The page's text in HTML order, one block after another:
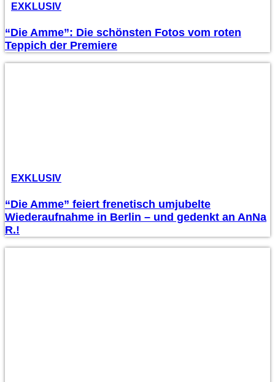
EXKLUSIV
“Die Amme”: Die schönsten Fotos vom roten
Teppich der Premiere
EXKLUSIV
“Die Amme” feiert frenetisch umjubelte
Wiederaufnahme in Berlin – und gedenkt an AnNa
R.!